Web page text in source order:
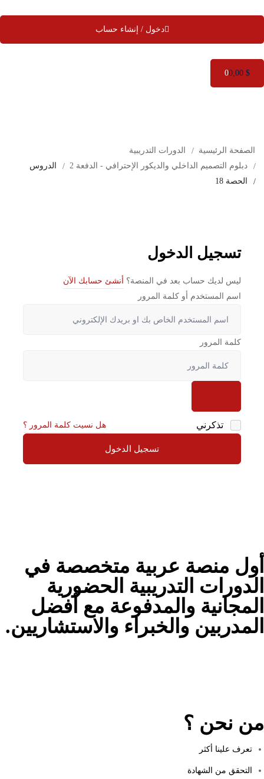
دخول / إنشاء حساب
0,00 $
0
الصفحة الرئيسية
الدورات التدريبية
دبلوم التصميم الداخلي والديكور الإحترافي - الدفعة 2
الدروس
الحصة 18
تسجيل الدخول
ليس لديك حساب بعد في المنصة؟
أنشئ حسابك الآن
اسم المستخدم أو كلمة المرور
كلمة المرور
تذكرني هل نسيت كلمة المرور ؟
تسجيل الدخول
أول منصة عربية متخصصة في
الدورات التدريبية الحضورية
المجانية والمدفوعة مع أفضل
المدربين والخبراء والاستشاريين.
من نحن ؟
تعرف علينا أكثر
التحقق من الشهادة